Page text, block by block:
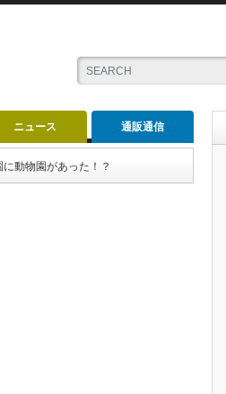
ニュース 通販通信
動物園があった！？